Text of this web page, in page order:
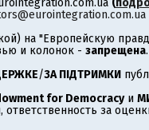
на "Европейскую
и колонок - запрещена.
/ЗА ПІДТРИМКИ
for Democracyи
за